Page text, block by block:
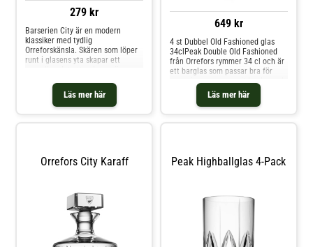
279 kr
Läs mer här
Barserien City är en modern
klassiker med tydlig
Orreforskänsla. Skären som löper
runt i glasens yta skapar ett
elegant. En känsla av urban
elegans med luftig klarhet från
Orrefors av formgivaren Martti
649 kr
Läs mer här
4 st Dubbel Old Fashioned glas
34clPeak Double Old Fashioned
från Orrefors rymmer 34 cl och är
ett barglas som passar bra för
cocktails. Glasets mönster är
inspirerat av Nordens storslagna
fjälltoppar. Formgiven av Martti
Diameter 86 mm 380 gram 34
clKondition: Nytt 1:a sortering
Orrefors City Karaff Peak Highballglas 4-Pack